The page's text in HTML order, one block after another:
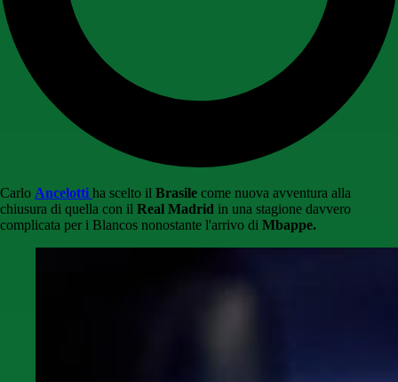
Carlo Ancelotti ha scelto il Brasile come nuova avventura alla
chiusura di quella con il Real Madrid in una stagione davvero
complicata per i Blancos nonostante l'arrivo di Mbappe.